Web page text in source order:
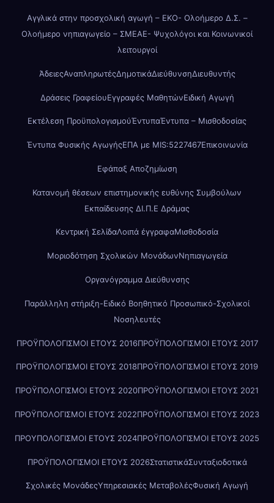
Αγγλικά στην προσχολική αγωγή – ΕΚΟ- Ολοήμερο Δ.Σ. –
Ολοήμερο νηπιαγωγείο – ΣΜΕΑΕ- Ψυχολόγοι και Κοινωνικοί
λειτουργοί
ΆδειεςΑναπληρωτέςΔημοτικάΔιεύθυνσηΔιευθυντής
Δράσεις ΓραφείουΕγγραφές ΜαθητώνΕιδική Αγωγή
Εκτέλεση ΠροϋπολογισμούΈντυπαΈντυπα – Μισθοδοσίας
Έντυπα Φυσικής ΑγωγήςΕΠΑ με MIS:5227467Επικοινωνία
Εφάπαξ Αποζημίωση
Κατανομή θέσεων επιστημονικής ευθύνης Συμβούλων
Εκπαίδευσης ΔΙ.Π.Ε Δράμας
Κεντρική ΣελίδαΛοιπά έγγραφαΜισθοδοσία
Μοριοδότηση Σχολικών ΜονάδωνΝηπιαγωγεία
Οργανόγραμμα Διεύθυνσης
Παράλληλη στήριξη-Ειδικό Βοηθητικό Προσωπικό-Σχολικοί
Νοσηλευτές
ΠΡΟΫΠΟΛΟΓΙΣΜΟΙ ΕΤΟΥΣ 2016ΠΡΟΫΠΟΛΟΓΙΣΜΟΙ ΕΤΟΥΣ 2017
ΠΡΟΫΠΟΛΟΓΙΣΜΟΙ ΕΤΟΥΣ 2018ΠΡΟΫΠΟΛΟΓΙΣΜΟΙ ΕΤΟΥΣ 2019
ΠΡΟΫΠΟΛΟΓΙΣΜΟΙ ΕΤΟΥΣ 2020ΠΡΟΫΠΟΛΟΓΙΣΜΟΙ ΕΤΟΥΣ 2021
ΠΡΟΫΠΟΛΟΓΙΣΜΟΙ ΕΤΟΥΣ 2022ΠΡΟΫΠΟΛΟΓΙΣΜΟΙ ΕΤΟΥΣ 2023
ΠΡΟΥΠΟΛΟΓΙΣΜΟΙ ΕΤΟΥΣ 2024ΠΡΟΫΠΟΛΟΓΙΣΜΟΙ ΕΤΟΥΣ 2025
ΠΡΟΫΠΟΛΟΓΙΣΜΟΙ ΕΤΟΥΣ 2026ΣτατιστικάΣυνταξιοδοτικά
Σχολικές ΜονάδεςΥπηρεσιακές ΜεταβολέςΦυσική Αγωγή